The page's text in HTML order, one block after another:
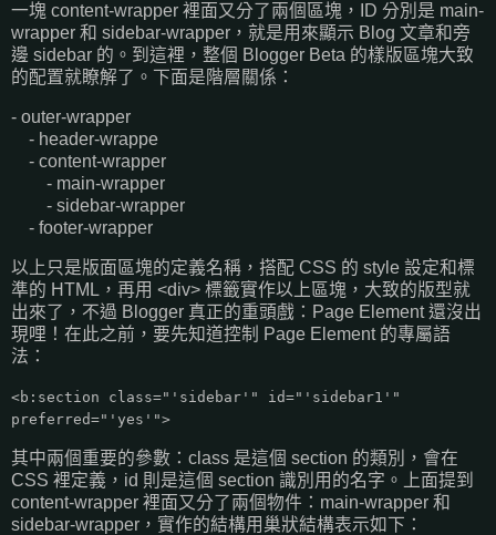
一塊 content-wrapper 裡面又分了兩個區塊，ID 分別是 main-
wrapper 和 sidebar-wrapper，就是用來顯示 Blog 文章和旁
邊 sidebar 的。到這裡，整個 Blogger Beta 的樣版區塊大致
的配置就瞭解了。下面是階層關係：
- outer-wrapper
- header-wrappe
- content-wrapper
- main-wrapper
- sidebar-wrapper
- footer-wrapper
以上只是版面區塊的定義名稱，搭配 CSS 的 style 設定和標
準的 HTML，再用 <div> 標籤實作以上區塊，大致的版型就
出來了，不過 Blogger 真正的重頭戲：Page Element 還沒出
現哩！在此之前，要先知道控制 Page Element 的專屬語
法：
<b:section class="'sidebar'" id="'sidebar1'"
preferred="'yes'">
其中兩個重要的參數：class 是這個 section 的類別，會在
CSS 裡定義，id 則是這個 section 識別用的名字。上面提到
content-wrapper 裡面又分了兩個物件：main-wrapper 和
sidebar-wrapper，實作的結構用巢狀結構表示如下：